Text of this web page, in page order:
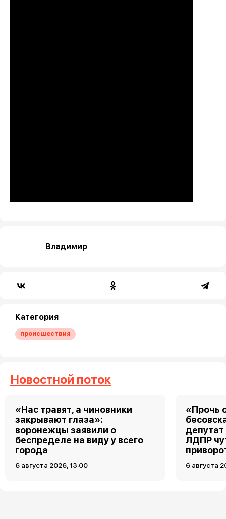
Владимир
Категория
происшествия
Новостной поток
«Нас травят, а чиновники
закрывают глаза»:
воронежцы заявили о
беспределе на виду у всего
города
6 августа 2026, 13:00
«Прочь
ЛДПР
6 августа